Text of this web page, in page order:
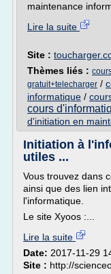
maintenance
Lire la suite
Site :
Thèmes liés :
gratuit+telecharger /
informatique /
cours
d'initiation en
Initiation à
utiles ...
Vous trouvez dans
ainsi que des lien
l'informatique.
Le site Xyoos :...
Lire la suite
Date: 2017-11-29
Site : http://